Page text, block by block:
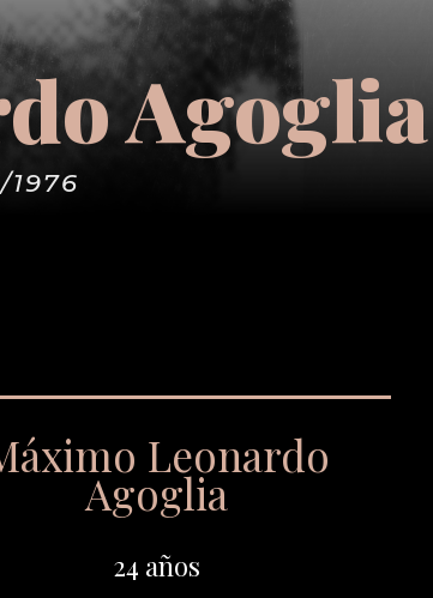
Agoglia
Leonardo
Agoglia
24 años